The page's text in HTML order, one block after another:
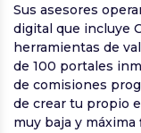
Sus asesores
digital que incluye
herramientas de
de 100 portales
de comisiones
de crear tu propio
muy baja y máxima